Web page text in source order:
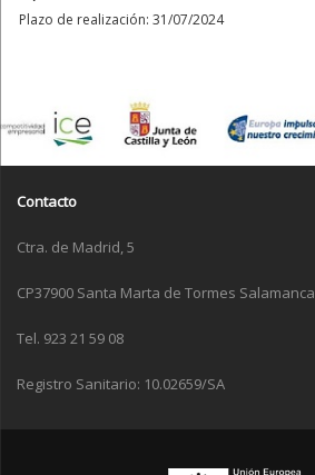
Plazo de realización: 31/07/2024
Contacto
Ctra. de Madrid, 5
CP37900 Santa Marta de Tormes Salamanca
Tel. 923 21 59 08
Registro Sanitario: 10.02659/SA